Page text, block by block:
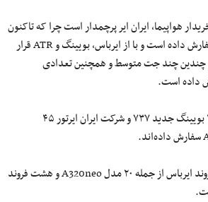
هواپیما، ایران ایر پرچمدار است چرا که تاکنون
۲۲۰ فروند از هواپیماهای سفارش داده است و با از ایرباس، بویینگ و ATR قرار
چندین چند جت متوسط و همچنین تعدادی
داده است.
شرکت هواپیمایی آسمان ۳۰ بویینگ جدید ۷۳۷ و شرکت ایران ایرتور ۴۵
هواپیمایی زاگرس نیز ۲۸ فروند ایرباس از جمله ۲۰ مدل A320neo و هشت فروند